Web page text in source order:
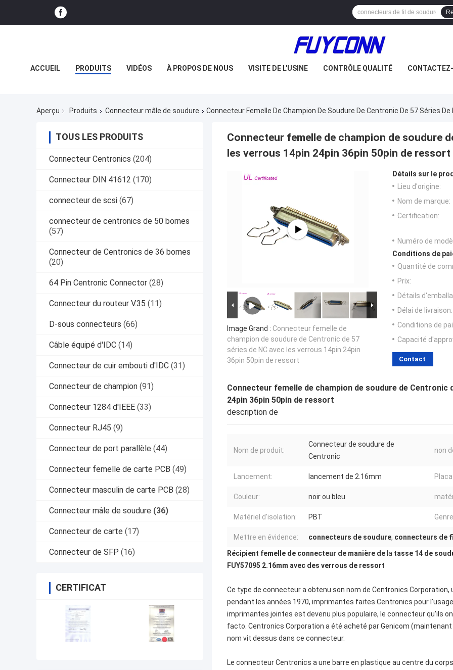
ACCUEIL PRODUITS VIDÉOS À PROPOS DE NOUS VISITE DE L'USINE CONTRÔLE QUALITÉ
Aperçu Produits Connecteur mâle de soudure Connecteur Femelle De Champion De Soudure De Centronic De 57 Séries
TOUS LES PRODUITS
Connecteur Centronics (204)
Connecteur DIN 41612 (170)
connecteur de scsi (67)
connecteur de centronics de 50 bornes
(57)
Connecteur de Centronics de 36 bornes
(20)
64 Pin Centronic Connector (28)
Connecteur du routeur V.35 (11)
D-sous connecteurs (66)
Câble équipé d'IDC (14)
Connecteur de cuir embouti d'IDC (31)
Connecteur de champion (91)
Connecteur 1284 d'IEEE (33)
Connecteur RJ45 (9)
Connecteur de port parallèle (44)
Connecteur femelle de carte PCB (49)
Connecteur masculin de carte PCB (28)
Connecteur mâle de soudure (36)
Connecteur de carte (17)
Connecteur de SFP (16)
CERTIFICAT
Connecteur femelle de champion de soudure
les verrous 14pin 24pin 36pin 50pin de ressort
Image Grand : Connecteur femelle de
champion de soudure de Centronic de 57
séries de NC avec les verrous 14pin 24pin
36pin 50pin de ressort
Détails sur le
Lieu d'origine:
Nom de marque:
Certification:
Numéro de
Conditions de
Quantité de
Prix:
Détails
Délai de livraison:
Conditions de
Capacité
Contact
Connecteur femelle de champion de soudure de Centronic
24pin 36pin 50pin de ressort
description de
Nom de produit:
Connecteur de soudure de
Centronic
non
Lancement: lancement de 2.16mm
Couleur: noir ou bleu
Matériel d'isolation: PBT
Mettre en évidence: connecteurs de soudure, connecteurs de
Récipient femelle de connecteur de manière de la tasse 14 de
FUY57095 2.16mm avec des verrous de ressort
Ce type de connecteur a obtenu son nom de Centronics
pendant les années 1970, imprimantes faites Centronics pour
imprimantes jointes est devenu plus populaire, le connecteur qu'ils
facto. Centronics Corporation a été acheté par Genicom
nom vit dessus dans ce connecteur.
Le connecteur Centronics a une barre en plastique au centre du